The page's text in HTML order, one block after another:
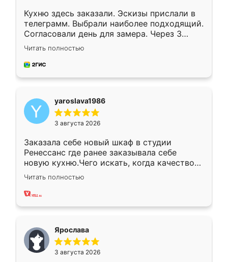
Кухню здесь заказали. Эскизы прислали в
телеграмм. Выбрали наиболее подходящий.
Согласовали день для замера. Через 3
недели кухня была уже готова. Остались
довольны работой. Спасибо Ренессанс
мебель за качественную работу!
Читать полностью
yaroslava1986
3 августа 2026
Заказала себе новый шкаф в студии
Ренессанс где ранее заказывала себе
новую кухню.Чего искать, когда качеством
вполне довольна. Служит кухня уже почти
два года, нареканий нет.
Читать полностью
Ярослава
3 августа 2026